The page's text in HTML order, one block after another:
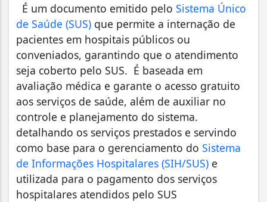
É um documento emitido pelo Sistema Único
de Saúde (SUS) que permite a internação de
pacientes em hospitais públicos ou
conveniados, garantindo que o atendimento
seja coberto pelo SUS. É baseada em
avaliação médica e garante o acesso gratuito
aos serviços de saúde, além de auxiliar no
controle e planejamento do sistema.
detalhando os serviços prestados e servindo
como base para o gerenciamento do Sistema
de Informações Hospitalares (SIH/SUS) e
utilizada para o pagamento dos serviços
hospitalares atendidos pelo SUS